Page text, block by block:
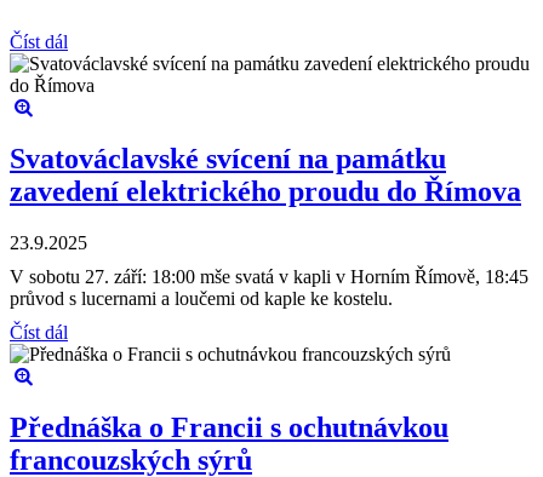
Číst dál
Svatováclavské svícení na památku
zavedení elektrického proudu do Římova
23.9.2025
V sobotu 27. září: 18:00 mše svatá v kapli v Horním Římově, 18:45
průvod s lucernami a loučemi od kaple ke kostelu.
Číst dál
Přednáška o Francii s ochutnávkou
francouzských sýrů